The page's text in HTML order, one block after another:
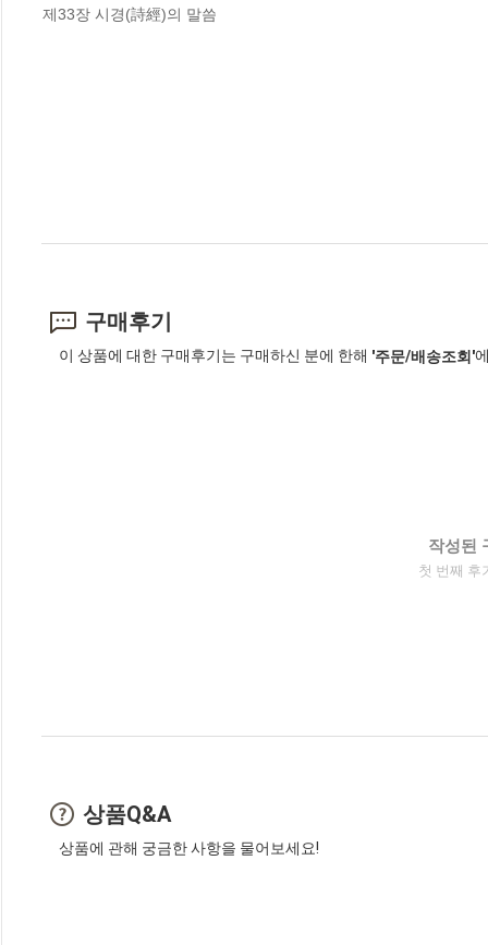
제33장 시경(詩經)의 말씀
구매후기
이 상품에 대한 구매후기는 구매하신 분에 한해 '주문/배송조회'
작성된
첫 번째 후
상품Q&A
상품에 관해 궁금한 사항을 물어보세요!